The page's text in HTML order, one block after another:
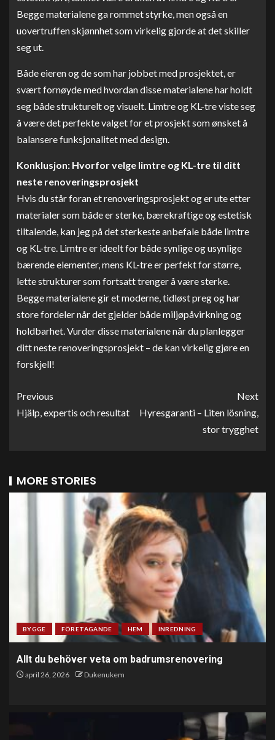
Begge materialene ga rommet styrke, men også en
uovertruffen skjønnhet som virkelig gjorde at det skiller
seg ut.
Både eieren og de som har jobbet med prosjektet, er
svært fornøyde med hvordan disse materialene har holdt
seg både strukturelt og visuelt. Limtre og KL-tre viste seg
å være det perfekte valget for et prosjekt som ønsket å
balansere funksjonalitet med design.
Konklusjon: Hvorfor velge limtre og KL-tre til ditt
neste renoveringsprosjekt
Hvis du står foran et renoveringsprosjekt og er ute etter
materialer som både er sterke, bærekraftige og estetisk
tiltalende, kan jeg på det sterkeste anbefale både limtre
og KL-tre. Limtre er ideelt for både synlige og usynlige
bærende elementer, mens KL-tre er perfekt for større,
lette strukturer som fortsatt trenger å være sterke.
Begge materialene gir et moderne, tidløst preg og har
store fordeler når det gjelder både miljøpåvirkning og
holdbarhet. Vurder disse materialene når du planlegger
ditt neste renoveringsprosjekt – de kan virkelig gjøre en
forskjell!
Previous
Hjälp, expertis och resultat
Next
Hyresgaranti – Liten lösning,
stor trygghet
MORE STORIES
BYGGE FÖRETAGANDE HEM INREDNING
Allt du behöver veta om badrumsrenovering
april 26, 2026 Dukenukem